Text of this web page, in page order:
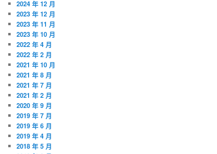
2024 年 12 月
2023 年 12 月
2023 年 11 月
2023 年 10 月
2022 年 4 月
2022 年 2 月
2021 年 10 月
2021 年 8 月
2021 年 7 月
2021 年 2 月
2020 年 9 月
2019 年 7 月
2019 年 6 月
2019 年 4 月
2018 年 5 月